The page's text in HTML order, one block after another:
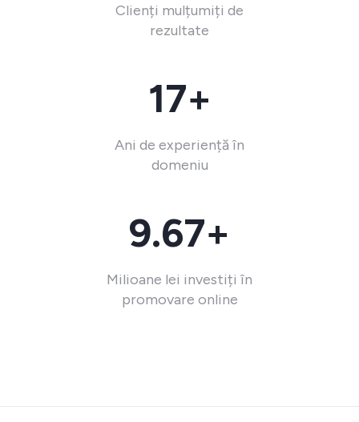
Clienți mulțumiți de
rezultate
17+
Ani de experiență în
domeniu
9.67+
Milioane lei investiți în
promovare online